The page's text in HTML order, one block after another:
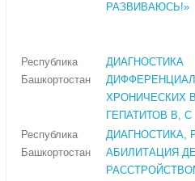
РАЗВИВАЮСЬ!»
Республика
Башкортостан
ДИАГНОСТИКА
ХРОНИЧЕСКИХ
ГЕПАТИТОВ В, С
Республика
Башкортостан
ДИАГНОСТИКА,
АБИЛИТАЦИЯ